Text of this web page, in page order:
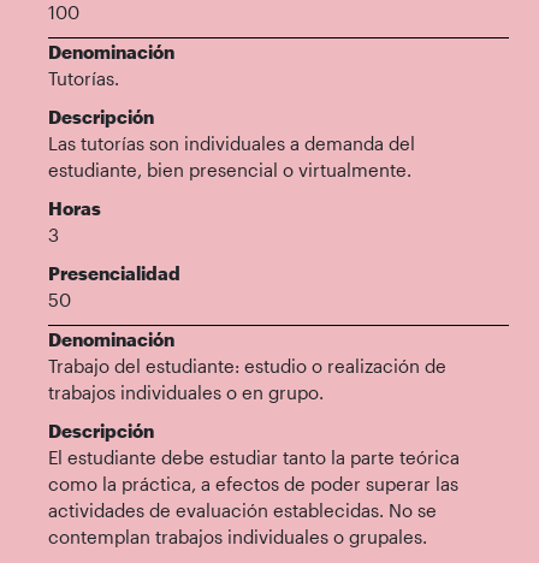
100
Denominación
Tutorías.
Descripción
Las tutorías son individuales a demanda del
estudiante, bien presencial o virtualmente.
Horas
3
Presencialidad
50
Denominación
Trabajo del estudiante: estudio o realización de
trabajos individuales o en grupo.
Descripción
El estudiante debe estudiar tanto la parte teórica
como la práctica, a efectos de poder superar las
actividades de evaluación establecidas. No se
contemplan trabajos individuales o grupales.